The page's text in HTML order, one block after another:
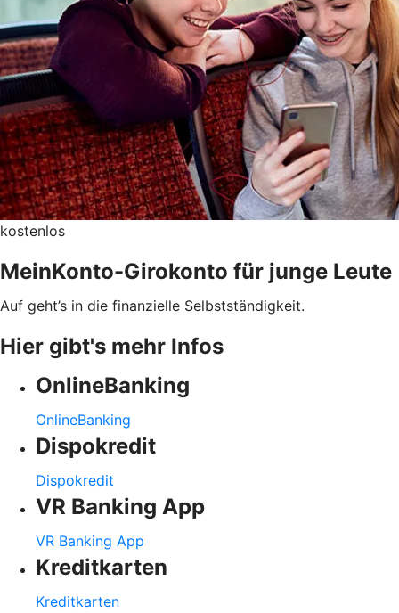
kostenlos
MeinKonto-Girokonto für junge Leute
Auf geht’s in die finanzielle Selbstständigkeit.
Hier gibt's mehr Infos
OnlineBanking
OnlineBanking
Dispokredit
Dispokredit
VR Banking App
VR Banking App
Kreditkarten
Kreditkarten